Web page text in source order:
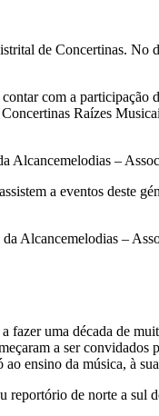
de Concertinas. No
com a
Raízes
–
a eventos deste
Alcancemelodias –
uma década de
a ser
ensino da música, à
de norte a sul